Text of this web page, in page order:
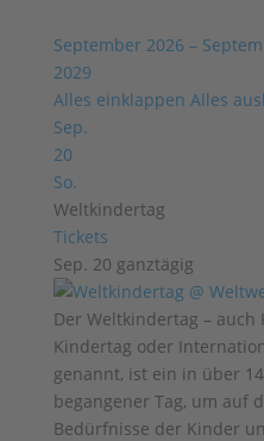
September 2026 –
2029
Alles einklappen Alles
Sep.
20
So.
Weltkindertag
Tickets
Sep. 20 ganztägig
Der Weltkindertag –
Kindertag oder
genannt, ist ein in über
begangener Tag, um auf
Bedürfnisse der Kinder